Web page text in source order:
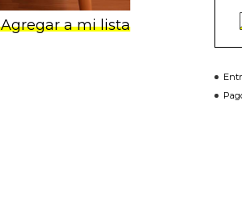
Agregar a mi lista